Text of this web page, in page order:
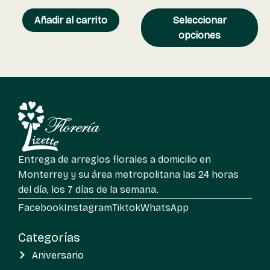
Añadir al carrito
Seleccionar
opciones
Categorías
Aniversario
Entrega de arreglos florales a domicilio en
Monterrey y su área metropolitana las 24 horas
del día, los 7 días de la semana.
FacebookInstagramTiktokWhatsApp